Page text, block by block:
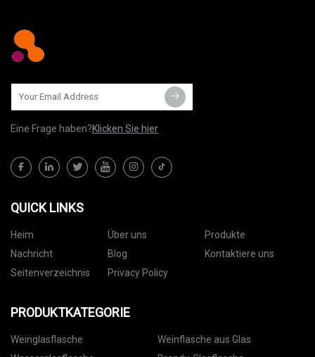
Eine Frage haben?Klicken Sie hier
QUICK LINKS
Heim Über uns
Produkte
Nachricht
Blog
Kontaktiere uns
Seitenverzeichnis
Privacy Policy
PRODUKTKATEGORIE
Weinglasflasche
Weinflasche aus Glas